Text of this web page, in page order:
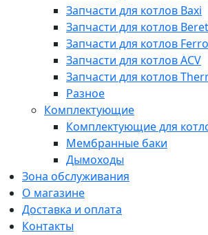
Запчасти для котлов Baxi
Запчасти для котлов
Запчасти для котлов
Запчасти для котлов ACV
Запчасти для котлов
Разное
Комплектующие
Комплектующие для
Мембранные баки
Дымоходы
Зона обслуживания
О магазине
Доставка и оплата
Контакты